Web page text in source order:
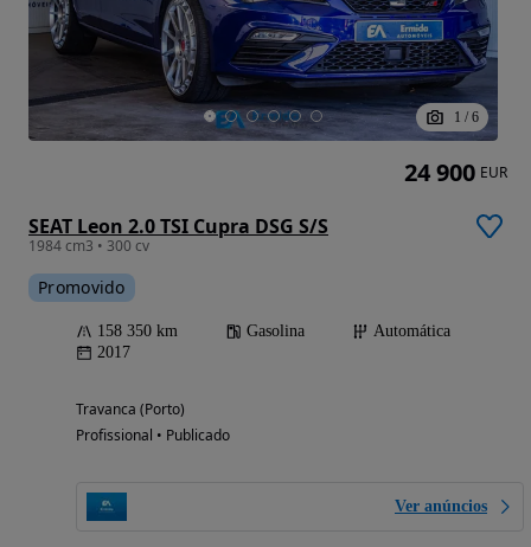
1 / 6
SEAT Leon 2.0 TSI Cupra DSG S/S
1984 cm3 • 300 cv
Promovido
158 350 km Gasolina
Automática
2017
Travanca (Porto)
Profissional • Publicado
Ver anúncios
24 900 EUR